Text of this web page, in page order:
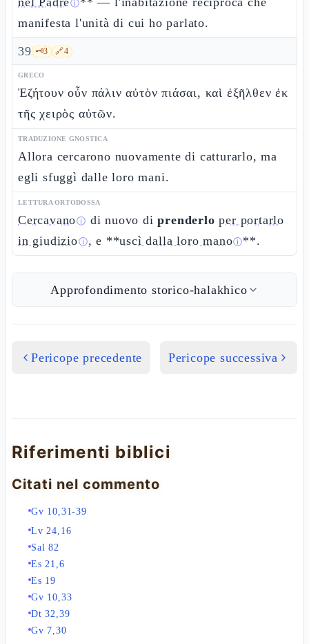
ⓘ
manifesta l'unità di cui ho parlato.
39 🗝️3 🔗4
GRECO
Ἐζήτουν οὖν πάλιν αὐτὸν πιάσαι, καὶ ἐξῆλθεν ἐκ
τῆς χειρὸς αὐτῶν.
TRADUZIONE GNOSTICA
Allora cercarono nuovamente di catturarlo, ma
egli sfuggì dalle loro mani.
LETTURA ORTODOSSA
Cercavanoⓘ di nuovo diprenderlo per portarlo
in giudizioⓘ, e **uscì dalla loro manoⓘ**.
Approfondimento storico-halakhico
Pericope precedente Pericope successiva
Riferimenti biblici
Citati nel commento
Gv 10,31-39
Lv 24,16
Sal 82
Es 21,6
Es 19
Gv 10,33
Dt 32,39
Gv 7,30